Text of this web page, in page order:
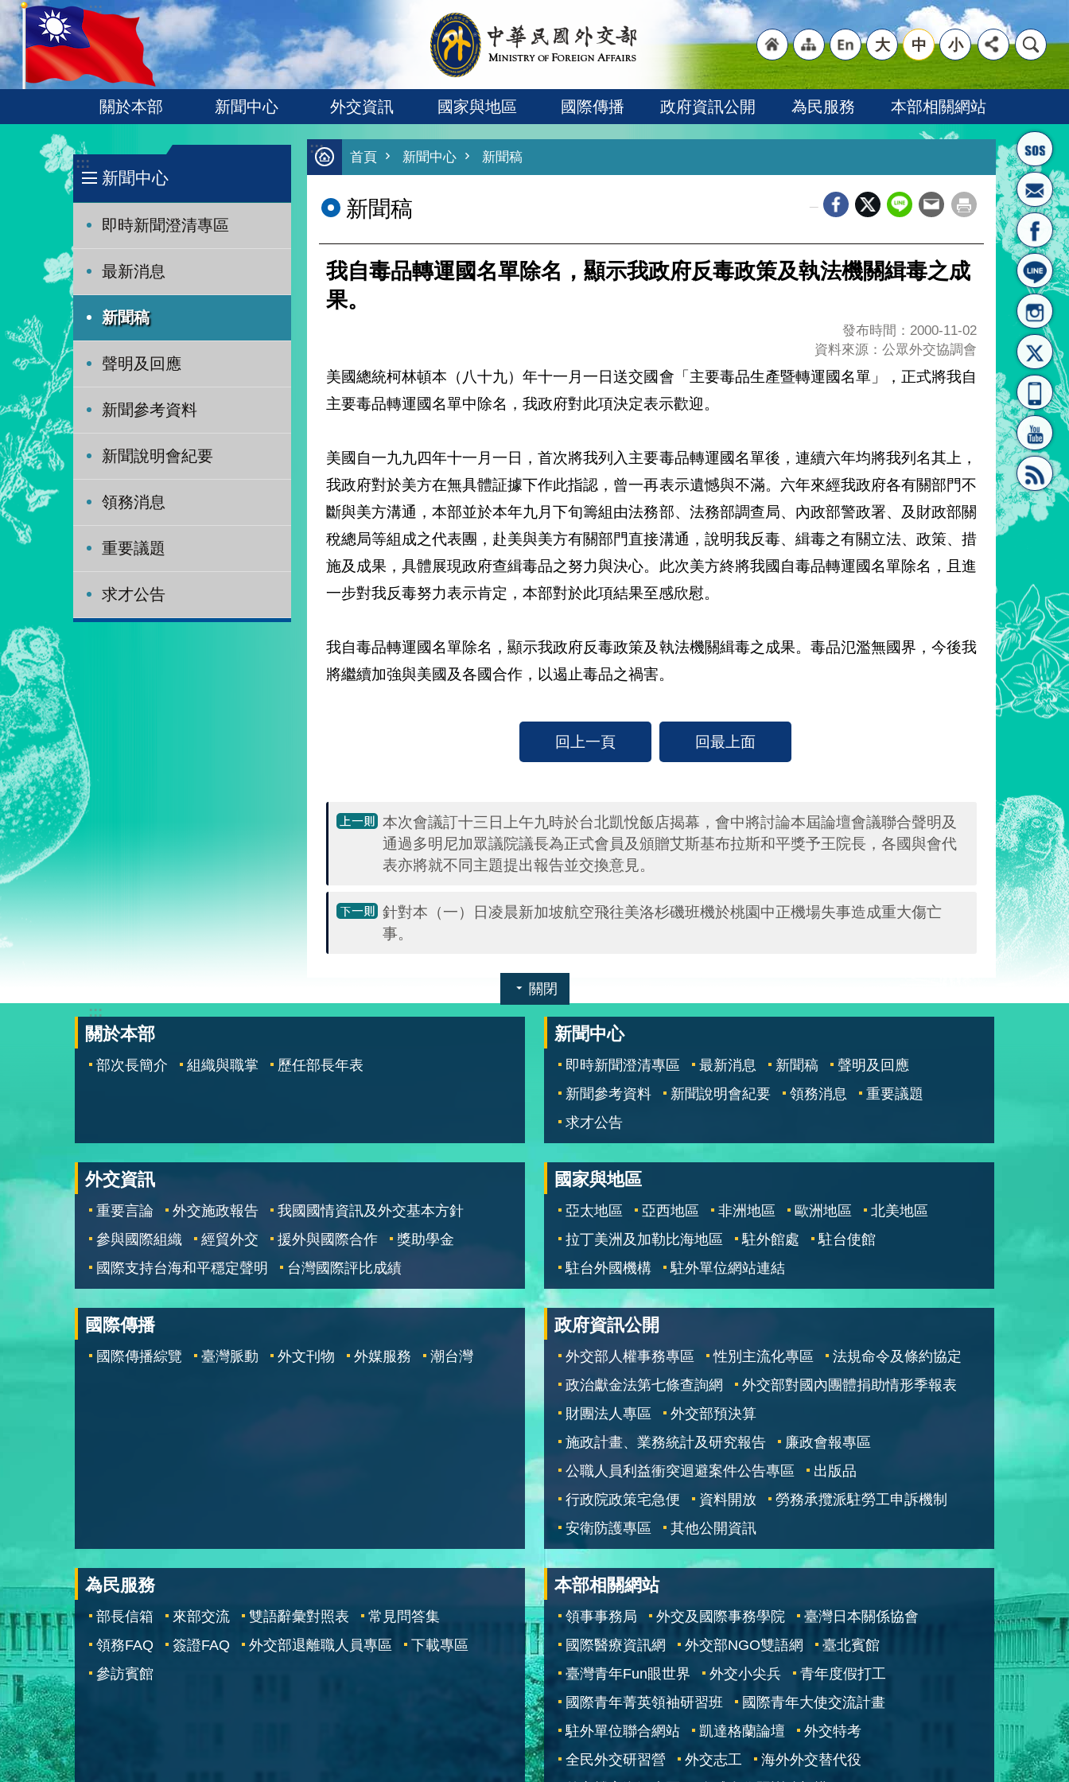
跳到主要內容區塊
:::
首頁
[連
結]"
"網
站導
覽
[連
"英
文語
系"
大 中 小
關於本部 新聞中心 外交資訊 國家與地區 國際傳播 政府資訊公開 為民服務 本部相關網站
:::
新聞中心
即時新聞澄清專區
最新消息
新聞稿
聲明及回應
新聞參考資料
新聞說明會紀要
領務消息
重要議題
求才公告
:::
首頁 新聞中心 新聞稿
新聞稿
我自毒品轉運國名單除名，顯示我政府反毒政策及執法機關緝毒之成
果。
發布時間：2000-11-02
資料來源：公眾外交協調會
美國總統柯林頓本（八十九）年十一月一日送交國會「主要毒品生產暨轉運國名單」，正式將我自
主要毒品轉運國名單中除名，我政府對此項決定表示歡迎。
美國自一九九四年十一月一日，首次將我列入主要毒品轉運國名單後，連續六年均將我列名其上，
我政府對於美方在無具體証據下作此指認，曾一再表示遺憾與不滿。六年來經我政府各有關部門不
斷與美方溝通，本部並於本年九月下旬籌組由法務部、法務部調查局、內政部警政署、及財政部關
稅總局等組成之代表團，赴美與美方有關部門直接溝通，說明我反毒、緝毒之有關立法、政策、措
施及成果，具體展現政府查緝毒品之努力與決心。此次美方終將我國自毒品轉運國名單除名，且進
一步對我反毒努力表示肯定，本部對於此項結果至感欣慰。
我自毒品轉運國名單除名，顯示我政府反毒政策及執法機關緝毒之成果。毒品氾濫無國界，今後我
將繼續加強與美國及各國合作，以遏止毒品之禍害。
回上一頁 回最上面
本次會議訂十三日上午九時於台北凱悅飯店揭幕，會中將討論本屆論壇會議聯合聲明及
通過多明尼加眾議院議長為正式會員及頒贈艾斯基布拉斯和平獎予王院長，各國與會代
表亦將就不同主題提出報告並交換意見。
針對本（一）日凌晨新加坡航空飛往美洛杉磯班機於桃園中正機場失事造成重大傷亡
事。
關閉
:::
關於本部
部次長簡介 組織與職掌 歷任部長年表
新聞中心
即時新聞澄清專區 最新消息 新聞稿
聲明及回應
新聞參考資料
新聞說明會紀要 領務消息
重要議題
求才公告
外交資訊
重要言論 外交施政報告
我國國情資訊及外交基本方針
參與國際組織
經貿外交 援外與國際合作
獎助學金
國際支持台海和平穩定聲明
台灣國際評比成績
國家與地區
亞太地區 亞西地區 非洲地區 歐洲地區
北美地區
拉丁美洲及加勒比海地區
駐外館處
駐台使館
駐台外國機構
駐外單位網站連結
國際傳播
國際傳播綜覽 臺灣脈動 外文刊物 外媒服務 潮台灣
政府資訊公開
外交部人權事務專區 性別主流化專區
法規命令及條約協定
政治獻金法第七條查詢網
外交部對國內團體捐助情形季報表
財團法人專區
外交部預決算
施政計畫、業務統計及研究報告
廉政會報專區
公職人員利益衝突迴避案件公告專區
出版品
行政院政策宅急便
資料開放
勞務承攬派駐勞工申訴機制
安衛防護專區
其他公開資訊
為民服務
部長信箱 來部交流 雙語辭彙對照表
常見問答集
領務FAQ
簽證FAQ 外交部退離職人員專區
下載專區
參訪賓館
本部相關網站
領事事務局 外交及國際事務學院
臺灣日本關係協會
國際醫療資訊網
外交部NGO雙語網
臺北賓館
臺灣青年Fun眼世界
外交小尖兵
青年度假打工
國際青年菁英領袖研習班
國際青年大使交流計畫
駐外單位聯合網站
凱達格蘭論壇
外交特考
全民外交研習營
外交志工
海外外交替代役